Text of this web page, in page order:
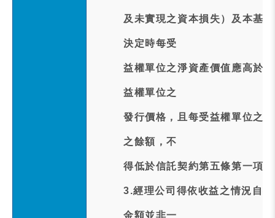
及未實現之資本損失）及本基
決定時每受
益權單位之淨資產價值應高於
益權單位之
發行價格，且每受益權單位之
之餘額，不
得低於信託契約第五條第一項
3.經理公司得依收益之情況自
金額並非一